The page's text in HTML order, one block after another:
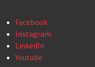
Facebook
Instagram
LinkedIn
Youtube